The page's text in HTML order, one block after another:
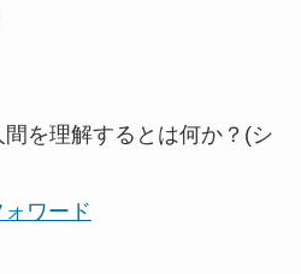
を理解するとは何か？(シ
ワード